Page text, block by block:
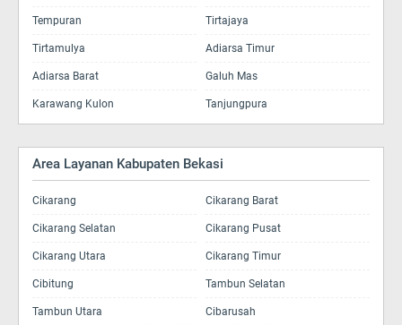
Tempuran Tirtajaya
Tirtamulya Adiarsa Timur
Adiarsa Barat Galuh Mas
Karawang Kulon Tanjungpura
Area Layanan Kabupaten Bekasi
Cikarang Cikarang Barat
Cikarang Selatan Cikarang Pusat
Cikarang Utara Cikarang Timur
Cibitung Tambun Selatan
Tambun Utara Cibarusah